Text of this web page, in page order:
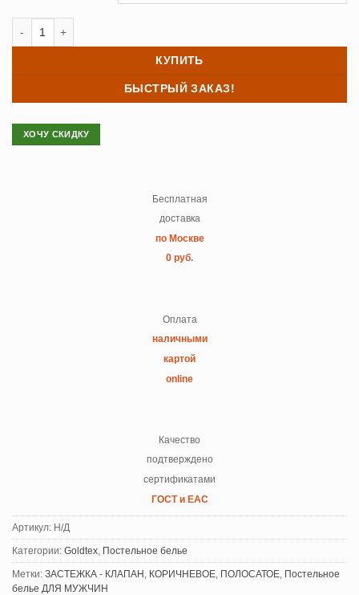
КУПИТЬ
БЫСТРЫЙ ЗАКАЗ!
ХОЧУ СКИДКУ
Бесплатная
доставка
по Москве
0 руб.
Оплата
наличными
картой
online
Качество
подтверждено
сертификатами
ГОСТ и ЕАС
Артикул: Н/Д
Категории: Goldtex Постельное белье
Метки: ЗАСТЕЖКА - КЛАПАН КОРИЧНЕВОЕ ПОЛОСАТОЕ
Постельное
белье ДЛЯ МУЖЧИН